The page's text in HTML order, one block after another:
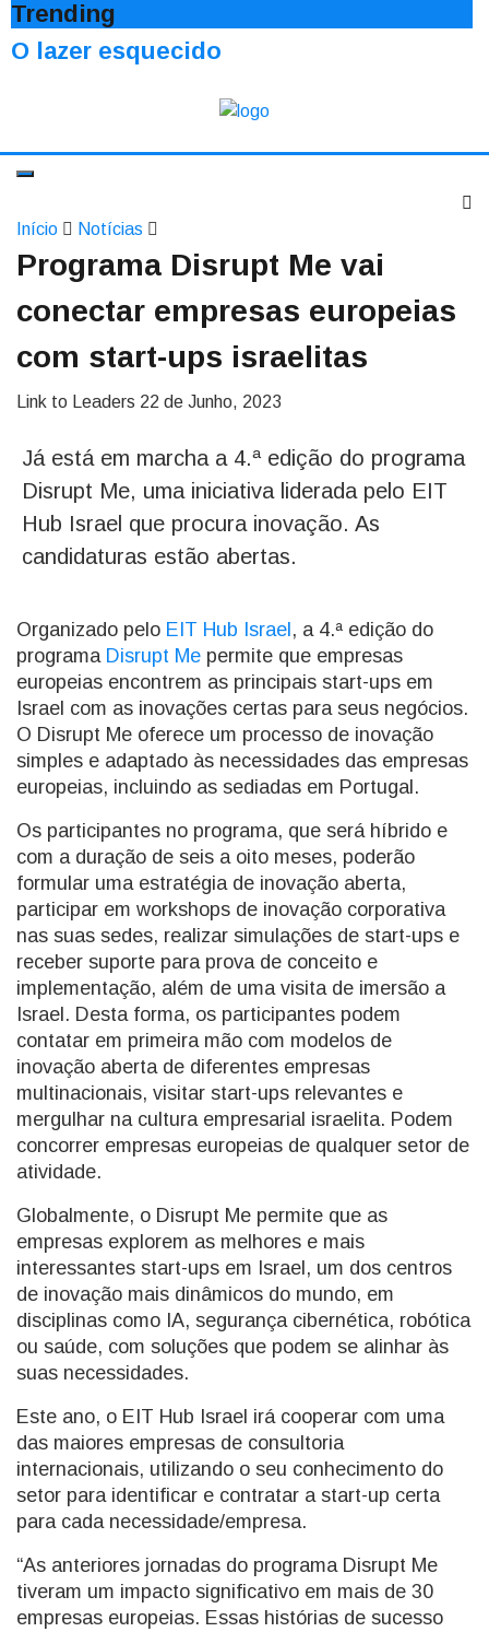
Trending
O lazer esquecido
Início Notícias
Programa Disrupt Me vai
conectar empresas europeias
com start-ups israelitas
Link to Leaders 22 de Junho, 2023
Já está em marcha a 4.ª edição do programa
Disrupt Me, uma iniciativa liderada pelo EIT
Hub Israel que procura inovação. As
candidaturas estão abertas.
Organizado pelo EIT Hub Israel , a 4.ª edição do
programa Disrupt Me permite que empresas
europeias encontrem as principais start-ups em
Israel com as inovações certas para seus negócios.
O Disrupt Me oferece um processo de inovação
simples e adaptado às necessidades das empresas
europeias, incluindo as sediadas em Portugal.
Os participantes no programa, que será híbrido e
com a duração de seis a oito meses, poderão
formular uma estratégia de inovação aberta,
participar em workshops de inovação corporativa
nas suas sedes, realizar simulações de start-ups e
receber suporte para prova de conceito e
implementação, além de uma visita de imersão a
Israel. Desta forma, os participantes podem
contatar em primeira mão com modelos de
inovação aberta de diferentes empresas
multinacionais, visitar start-ups relevantes e
mergulhar na cultura empresarial israelita. Podem
concorrer empresas europeias de qualquer setor de
atividade.
Globalmente, o Disrupt Me permite que as
empresas explorem as melhores e mais
interessantes start-ups em Israel, um dos centros
de inovação mais dinâmicos do mundo, em
disciplinas como IA, segurança cibernética, robótica
ou saúde, com soluções que podem se alinhar às
suas necessidades.
Este ano, o EIT Hub Israel irá cooperar com uma
das maiores empresas de consultoria
internacionais, utilizando o seu conhecimento do
setor para identificar e contratar a start-up certa
para cada necessidade/empresa.
“As anteriores jornadas do programa Disrupt Me
tiveram um impacto significativo em mais de 30
empresas europeias. Essas histórias de sucesso